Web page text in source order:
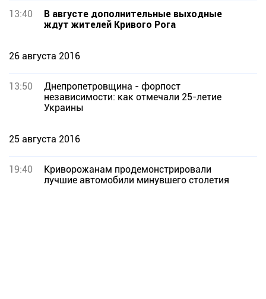
13:40
В августе дополнительные выходные
ждут жителей Кривого Рога
26 августа 2016
13:50
Днепропетровщина - форпост
независимости: как отмечали 25-летие
Украины
25 августа 2016
19:40
Криворожанам продемонстрировали
лучшие автомобили минувшего столетия